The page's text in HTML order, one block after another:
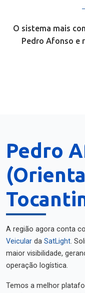
O sistema mais
Pedro Afonso e
Pedro
A região agora conta
Veicular da SatLight.
maior visibilidade,
operação logística.
Temos a melhor